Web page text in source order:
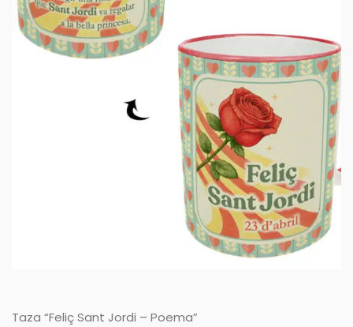
Taza “Feliç Sant Jordi – Poema”